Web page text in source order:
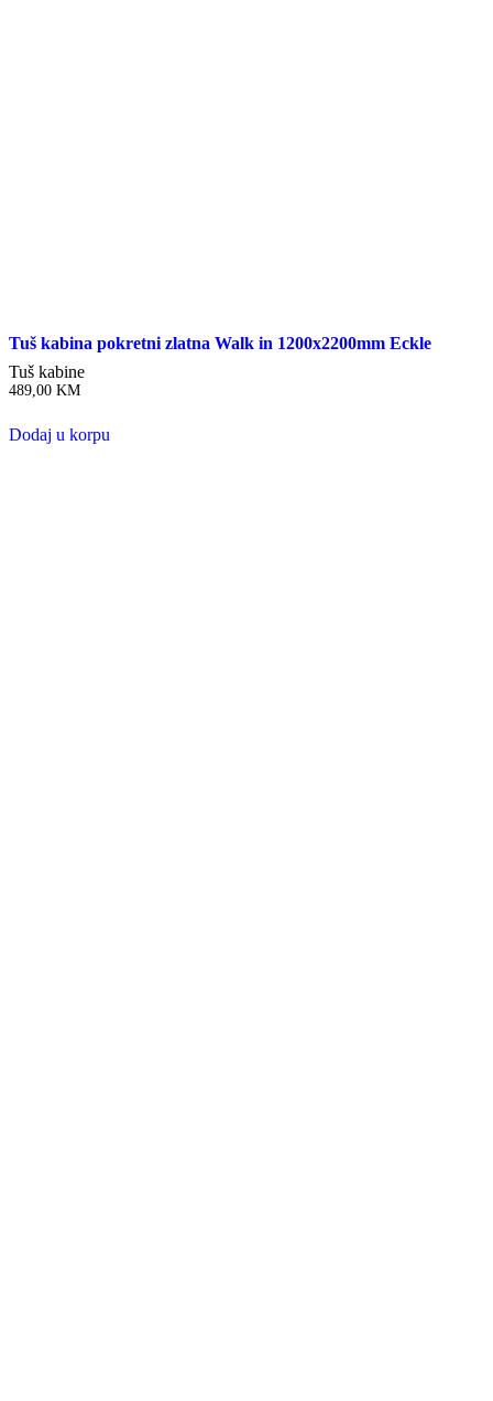
Tuš kabina pokretni zlatna Walk in 1200x2200mm Eckle
Tuš kabine
489,00 KM
Dodaj u korpu